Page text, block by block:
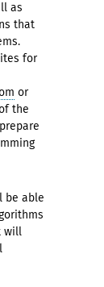
as
that
for
or
the
be able
will